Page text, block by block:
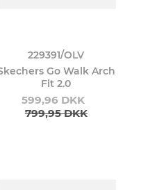
229391/OLV
Go Walk Arch
Fit 2.0
599,96 DKK
799,95 DKK